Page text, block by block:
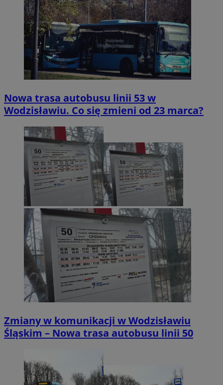
Nowa trasa autobusu linii 53 w
Wodzisławiu. Co się zmieni od 23 marca?
Zmiany w komunikacji w Wodzisławiu
Śląskim – Nowa trasa autobusu linii 50